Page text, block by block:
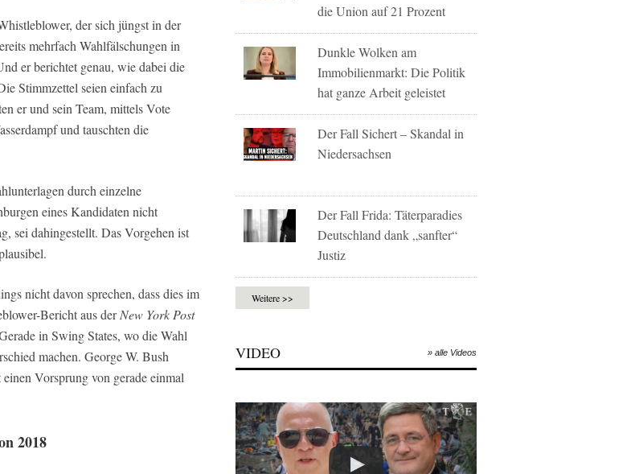
der sich jüngst in der
mehrfach Wahlfälschungen in
er berichtet genau, wie dabei die
Stimmzettel seien einfach zu
er und sein Team, mittels Vote
und tauschten die
durch einzelne
eines Kandidaten nicht
sei dahingestellt. Das Vorgehen ist
nicht davon sprechen, dass dies im
Bericht aus derNew York Post
in Swing States, wo die Wahl
machen. George W. Bush
Vorsprung von gerade einmal
2018
die Union auf 21 Prozent
Dunkle Wolken am
Immobilienmarkt: Die Politik
hat ganze Arbeit geleistet
Der Fall Sichert – Skandal in
Niedersachsen
Der Fall Frida: Täterparadies
Deutschland dank „sanfter“
Justiz
Weitere >>
VIDEO » alle Videos